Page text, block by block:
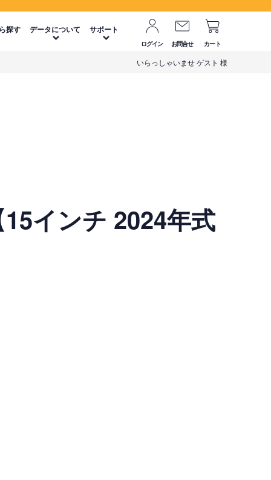
探す データについて サポート
ログイン お問合せ カート
いらっしゃいませ ゲスト 様
インチ 2024年式